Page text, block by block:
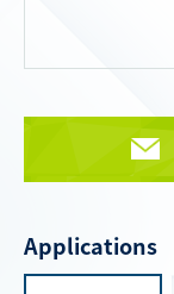
Applications